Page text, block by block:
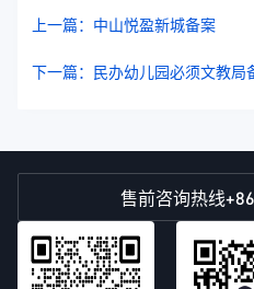
上一篇：中山悦盈新城备案
下一篇：民办幼儿园必须文教局
售前咨询热线